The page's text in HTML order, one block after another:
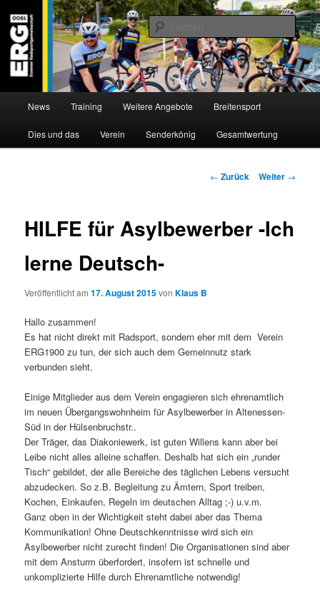
Inhalt
wechseln
ERG 1900 e.V
Willkommen bei der Essener Radsportgemeinschaft
News Training Weitere Angebote Breitensport
Dies und das Verein Senderkönig Gesamtwertung
Beitragsnavigation
← Zurück Weiter →
HILFE für Asylbewerber -Ich
lerne Deutsch-
Veröffentlicht am17. August 2015vonKlaus B
Hallo zusammen!
Es hat nicht direkt mit Radsport, sondern eher mit dem Verein
ERG1900 zu tun, der sich auch dem Gemeinnutz stark
verbunden sieht.
Einige Mitglieder aus dem Verein engagieren sich ehrenamtlich
im neuen Übergangswohnheim für Asylbewerber in Altenessen-
Süd in der Hülsenbruchstr..
Der Träger, das Diakoniewerk, ist guten Willens kann aber bei
Leibe nicht alles alleine schaffen. Deshalb hat sich ein „runder
Tisch“ gebildet, der alle Bereiche des täglichen Lebens versucht
abzudecken. So z.B. Begleitung zu Ämtern, Sport treiben,
Kochen, Einkaufen, Regeln im deutschen Alltag ;-) u.v.m.
Ganz oben in der Wichtigkeit steht dabei aber das Thema
Kommunikation! Ohne Deutschkenntnisse wird sich ein
Asylbewerber nicht zurecht finden! Die Organisationen sind aber
mit dem Ansturm überfordert, insofern ist schnelle und
unkomplizierte Hilfe durch Ehrenamtliche notwendig!